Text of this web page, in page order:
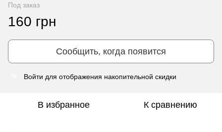
Под заказ
160 грн
Сообщить, когда появится
Войти для отображения накопительной скидки
В избранное К сравнению